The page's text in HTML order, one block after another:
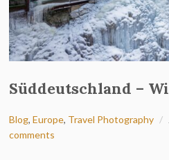
Süddeutschland –
Blog,Europe, Travel Photography
comments